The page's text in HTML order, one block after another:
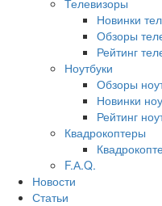
Телевизоры
Новинки
Обзоры
Рейтинг
Ноутбуки
Обзоры
Новинки
Рейтинг
Квадрокоптеры
F.А.Q.
Новости
Статьи